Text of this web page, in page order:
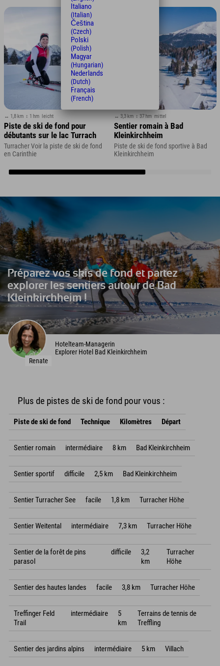
↔ 1,8 km ↕ 1 hm leicht
Piste de ski de fond pour
débutants sur le lac Turrach
Turracher Voir la piste de ski de fond
en Carinthie
↔ 3,3 km ↕ 37 hm mittel
Sentier romain à Bad
Kleinkirchheim
Piste de ski de fond sportive à Bad
Kleinkirchheim
Préparez vos skis de fond et partez
explorer les sentiers autour de Bad
Kleinkirchheim !
Renate
Hotelteam-Managerin
Explorer Hotel Bad Kleinkirchheim
Plus de pistes de ski de fond pour vous :
Piste de ski de fond Technique Kilomètres Départ
Sentier romain intermédiaire 8 km Bad Kleinkirchheim
Sentier sportif difficile 2,5 km Bad Kleinkirchheim
Sentier Turracher See facile 1,8 km Turracher Höhe
Sentier Weitental intermédiaire 7,3 km Turracher Höhe
Sentier de la forêt de pins
parasol
difficile
3,2
km
Turracher
Höhe
Sentier des hautes landes facile 3,8 km Turracher Höhe
Treffinger Feld
Trail
intermédiaire
5
km
Terrains de tennis de
Treffling
Sentier des jardins alpins intermédiaire 5 km Villach
Italiano
(Italian)
Čeština
(Czech)
Polski
(Polish)
Magyar
(Hungarian)
Nederlands
(Dutch)
Français
(French)